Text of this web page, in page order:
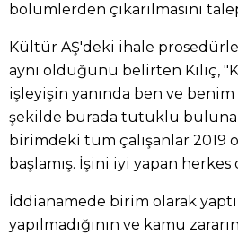
bölümlerden çıkarılmasını
Kültür AŞ'deki ihale
aynı olduğunu belirten Kılıç,
işleyişin yanında ben ve benim
şekilde burada tutuklu
birimdeki tüm çalışanlar 2019
başlamış. İşini iyi yapan
İddianamede birim olarak
yapılmadığının ve kamu